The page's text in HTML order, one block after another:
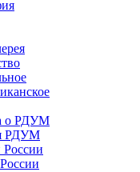
о РДУМ
РДУМ